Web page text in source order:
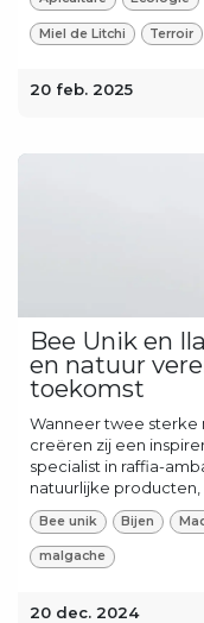
Miel de Litchi Terroir
20 feb. 2025
Bee Unik en
en natuur
toekomst
Wanneer twee sterke
creëren zij een
specialist in raffia-
natuurlijke producten,
Bee unik Bijen
malgache
20 dec. 2024